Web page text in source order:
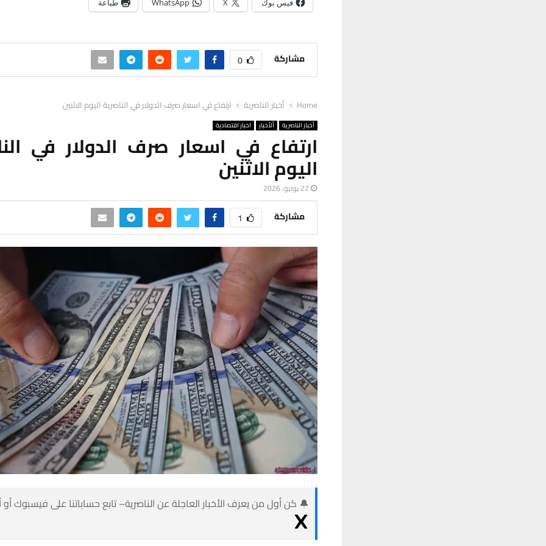
فيس بوك X
WhatsApp طباعة
مشاركة 0
Home أخبار الناصرية ارتفاع في اسعار صرف الدولار في الناصرية اليوم الاثنين
أخبار الناصرية ألأخبار اخبار اقتصادية
ارتفاع في اسعار صرف الدولار في
اليوم الاثنين
22 يونيو، 2026
مشاركة 1
🔔 كن أول من يعرف الأخبار العاجلة عن الناصرية– تابع حساباتنا على فيسبوك